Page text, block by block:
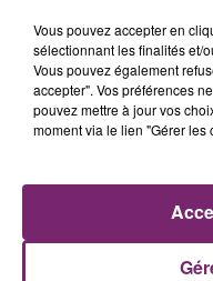
La
de
Vous pouvez accepter en
sélectionnant les finalités et/
Vous pouvez également
accepter". Vos préférences
pouvez mettre à jour vos
moment via le lien "Gérer